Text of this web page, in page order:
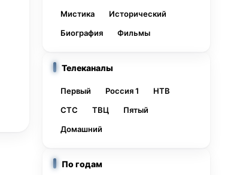
Мистика
Исторический
Биография
Фильмы
Телеканалы
Первый Россия 1
НТВ
СТС
ТВЦ
Пятый
Домашний
По годам